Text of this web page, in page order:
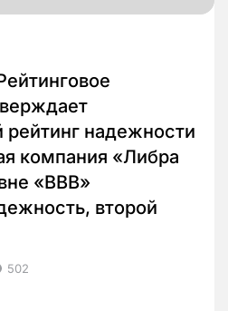
надежности
компания «Либра
«ВВВ»
второй
502